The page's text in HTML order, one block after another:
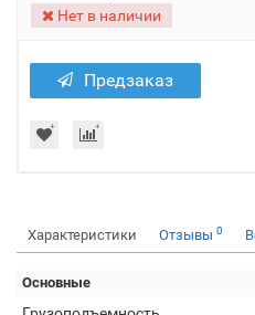
Нет в наличии
Предзаказ
Характеристики Отзывы 0
Основные